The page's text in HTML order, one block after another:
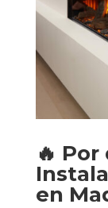
🔥 Por
en